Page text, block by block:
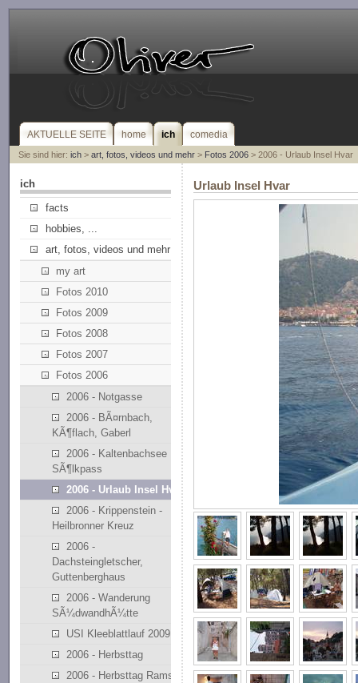
AKTUELLE SEITE home ich comedia
Sie sind hier: ich> art, fotos, videos und mehr> Fotos 2006> 2006 - Urlaub Insel Hvar
ich
facts
hobbies, ...
art, fotos, videos und mehr
my art
Fotos 2010
Fotos 2009
Fotos 2008
Fotos 2007
Fotos 2006
2006 - Notgasse
2006 - BÃ¤rnbach,
KÃ¶flach, Gaberl
2006 - Kaltenbachsee
SÃ¶lkpass
2006 - Urlaub Insel Hvar
2006 - Krippenstein -
Heilbronner Kreuz
2006 -
Dachsteingletscher,
Guttenberghaus
2006 - Wanderung
SÃ¼dwandhÃ¼tte
USI Kleeblattlauf 2009
2006 - Herbsttag
2006 - Herbsttag Ramsau
Urlaub Insel Hvar